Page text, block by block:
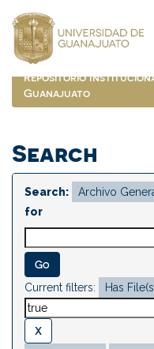
navigation
Repositorio
Guanajuato
Search
Search:
for
Current filters: